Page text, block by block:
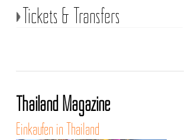
Tickets & Transfers
Thailand Magazine
Einkaufen in Thailand